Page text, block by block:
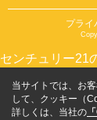
プライ
センチュリー21
当サイトでは、お
して、クッキー（
詳しくは、当社の